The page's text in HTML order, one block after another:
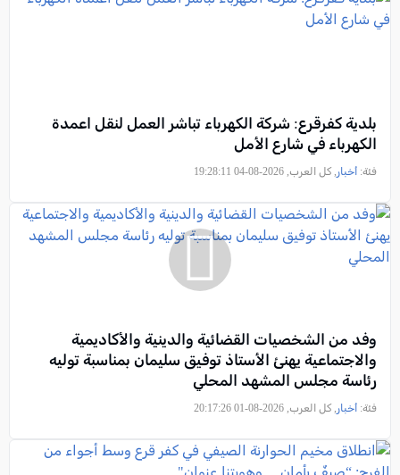
بلدية كفرقرع: شركة الكهرباء تباشر العمل لنقل اعمدة
الكهرباء في شارع الأمل
فئة: أخبار , كل العرب, 2026-08-04 19:28:11
وفد من الشخصيات القضائية والدينية والأكاديمية
والاجتماعية يهنئ الأستاذ توفيق سليمان بمناسبة توليه
رئاسة مجلس المشهد المحلي
فئة: أخبار , كل العرب, 2026-08-01 20:17:26